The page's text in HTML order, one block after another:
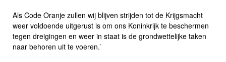
Als Code Oranje zullen wij blijven strijden tot de Krijgsmacht
weer voldoende uitgerust is om ons Koninkrijk te beschermen
tegen dreigingen en weer in staat is de grondwettelijke taken
naar behoren uit te voeren.’